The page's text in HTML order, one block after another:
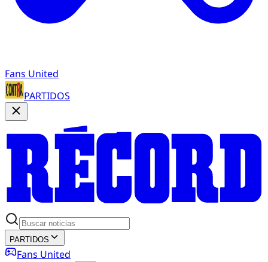
Fans United
PARTIDOS
PARTIDOS
Fans United